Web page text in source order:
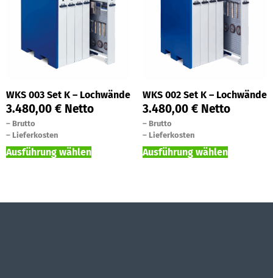
WKS 003 Set K – Lochwände
3.480,00 € Netto
– Brutto
– Lieferkosten
Ausführung wählen
WKS 002 Set K – Lochwände
3.480,00 € Netto
– Brutto
– Lieferkosten
Ausführung wählen